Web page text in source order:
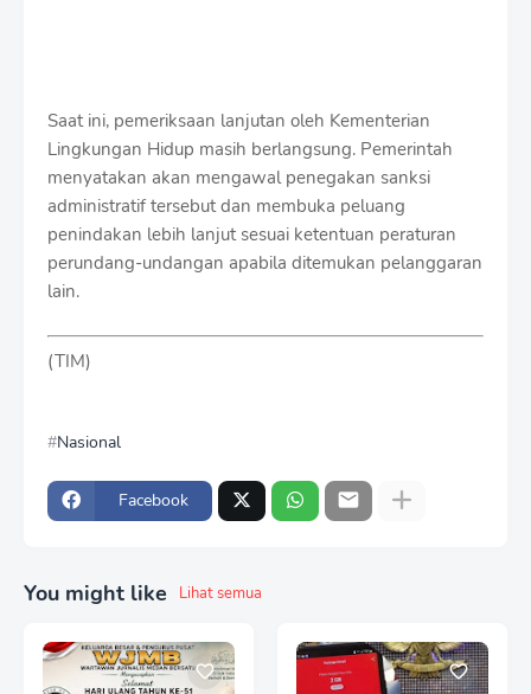
Saat ini, pemeriksaan lanjutan oleh Kementerian
Lingkungan Hidup masih berlangsung. Pemerintah
menyatakan akan mengawal penegakan sanksi
administratif tersebut dan membuka peluang
penindakan lebih lanjut sesuai ketentuan peraturan
perundang-undangan apabila ditemukan pelanggaran
lain.
(TIM)
Nasional
Facebook
You might like Lihat semua